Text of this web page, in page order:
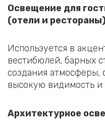
Освещение для
(отели и
Используется в
вестибюлей, барных
создания атмосферы,
высокую видимость
Архитектурное